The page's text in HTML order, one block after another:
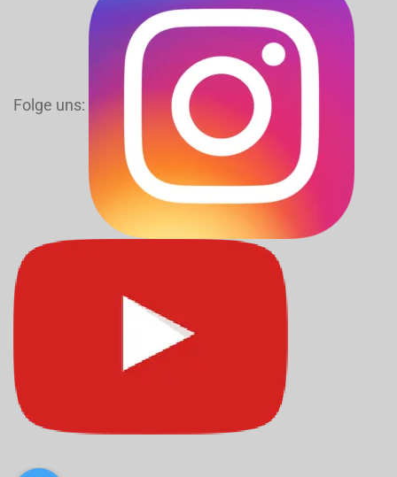
Folge uns: